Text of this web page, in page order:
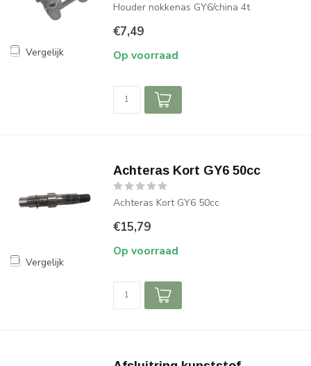
Vergelijk
Houder nokkenas GY6/china 4t
€7,49
Op voorraad
Vergelijk
Achteras Kort GY6 50cc
Achteras Kort GY6 50cc
€15,79
Op voorraad